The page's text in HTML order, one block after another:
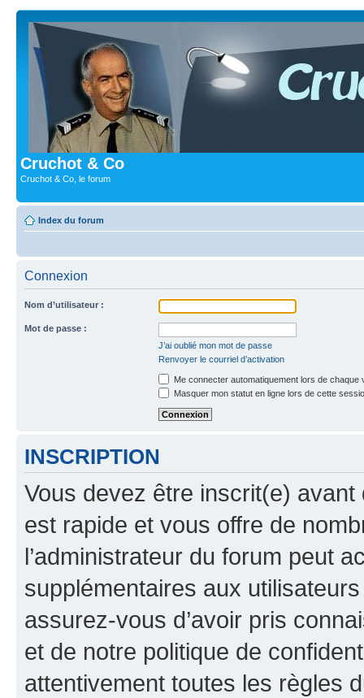
Cruchot & Co
Cruchot & Co, le forum
Index du forum
Connexion
Nom d’utilisateur :
Mot de passe :
J’ai oublié mon mot de passe
Renvoyer le courriel d’activation
Me connecter automatiquement lors de chaque
Masquer mon statut en ligne lors de cette
INSCRIPTION
Vous devez être inscrit(e) avant
est rapide et vous offre de
l’administrateur du forum peut
supplémentaires aux
assurez-vous d’avoir pris
et de notre politique de
attentivement toutes les règles